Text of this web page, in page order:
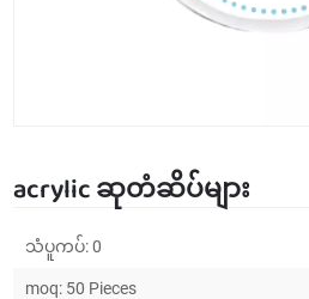
acrylic ဆုတံဆိပ်များ
သံပူကပ်: 0
moq: 50 Pieces